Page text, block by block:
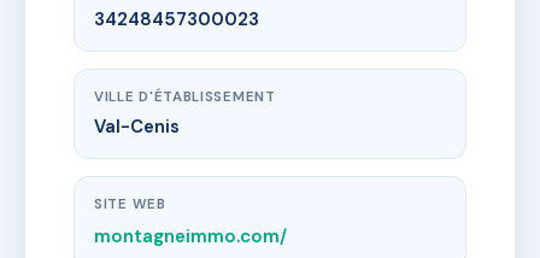
34248457300023
VILLE D'ÉTABLISSEMENT
Val-Cenis
SITE WEB
montagneimmo.com/